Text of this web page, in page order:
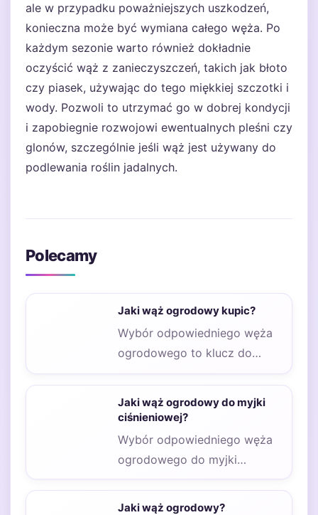
ale w przypadku poważniejszych uszkodzeń,
konieczna może być wymiana całego węża. Po
każdym sezonie warto również dokładnie
oczyścić wąż z zanieczyszczeń, takich jak błoto
czy piasek, używając do tego miękkiej szczotki i
wody. Pozwoli to utrzymać go w dobrej kondycji
i zapobiegnie rozwojowi ewentualnych pleśni czy
glonów, szczególnie jeśli wąż jest używany do
podlewania roślin jadalnych.
Polecamy
Jaki wąż ogrodowy kupic?
Wybór odpowiedniego węża
ogrodowego to klucz do
efektywnego i przyjemnego
ogrodzie.…
Jaki wąż ogrodowy do myjki
ciśnieniowej?
Wybór odpowiedniego węża
ogrodowego do myjki
ciśnieniowej to kluczowy
element, który wpływa na
Jaki wąż ogrodowy?